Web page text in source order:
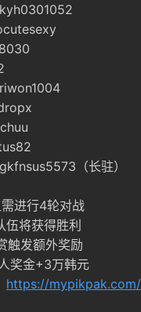
（长驻）
进行4轮对战
伍将获得胜利
触发额外奖励
奖金+3万韩元
https://